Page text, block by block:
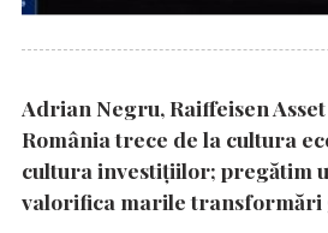
Adrian Negru, Raiffeisen
România trece de la cultura
cultura investițiilor; pregătim
valorifica marile transformări